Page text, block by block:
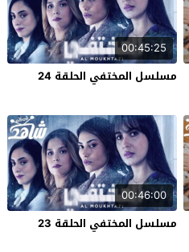
00:45:25
مسلسل المختفي الحلقة 24
00:46:00
مسلسل المختفي الحلقة 23